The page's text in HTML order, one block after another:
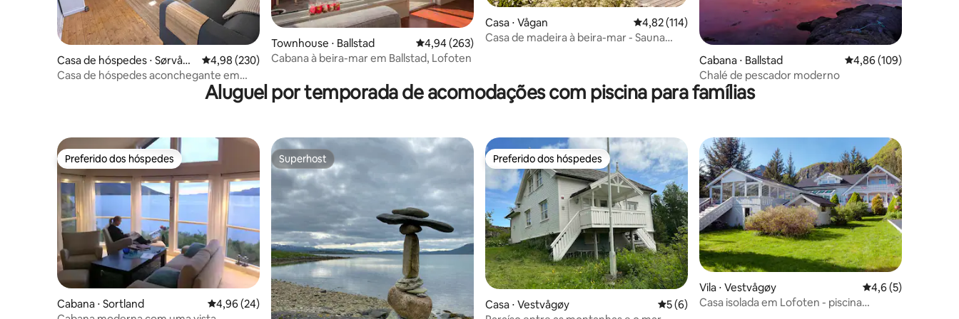
Casa de hóspedes ⋅ Sørvåge
n
4,98 de uma avaliação média de 5, 230 avaliações
4,98 (230)
Casa de hóspedes aconchegante em
Townhouse ⋅ Ballstad 4,94 de uma avaliação média de 5, 263 avaliações
4,94 (263)
Cabana à beira-mar em Ballstad, Lofoten
Casa ⋅ Vågan 4,82 de uma avaliação média de 5, 114 avaliações
4,82 (114)
Casa de madeira à beira-mar - Sauna
Cabana ⋅ Ballstad 4,86 de uma avaliação
4,86 (109)
Chalé de pescador moderno
Aluguel por temporada de acomodações com piscina para famílias
Preferido dos hóspedes
Preferido dos hóspedes
Cabana ⋅ Sortland 4,96 de uma avaliação média de 5, 24 avaliações
4,96 (24)
Superhost
Superhost Preferido dos hóspedes
Preferido dos hóspedes
Casa ⋅ Vestvågøy 5 de uma avaliação média de 5, 6 avaliações
5 (6)
Vila ⋅ Vestvågøy 4,6 de uma
4,6 (5)
Casa isolada em Lofoten - piscina